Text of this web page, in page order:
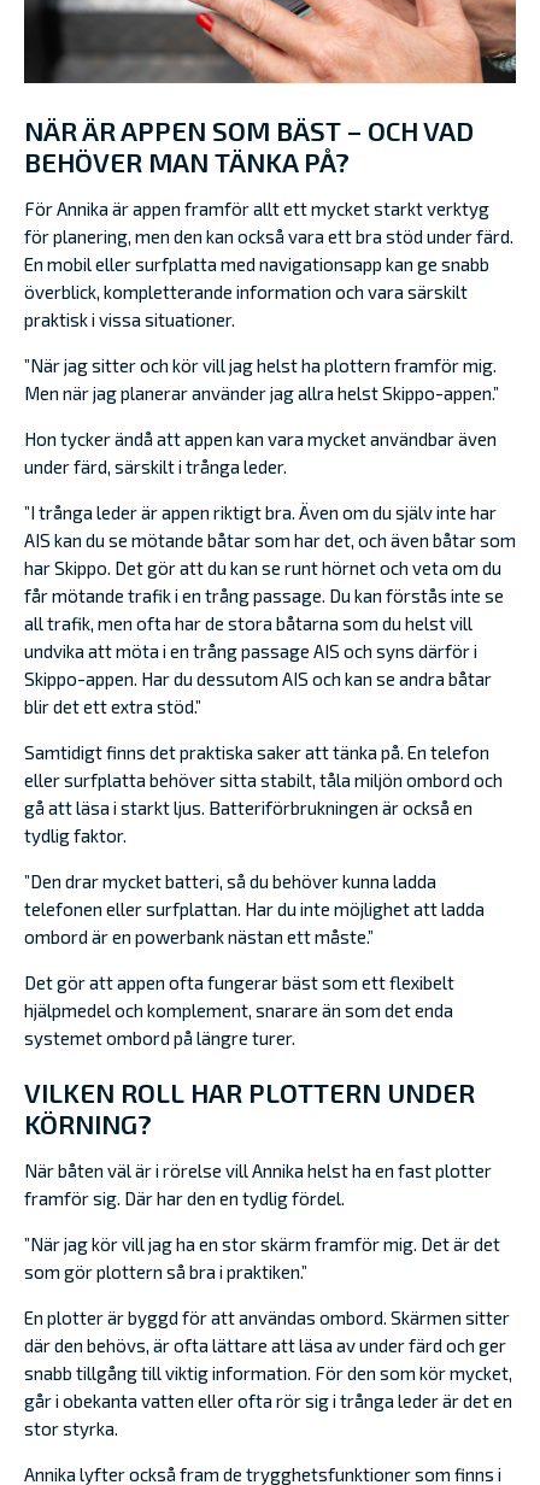
NÄR ÄR APPEN SOM BÄST – OCH VAD
BEHÖVER MAN TÄNKA PÅ?
För Annika är appen framför allt ett mycket starkt verktyg
för planering, men den kan också vara ett bra stöd under färd.
En mobil eller surfplatta med navigationsapp kan ge snabb
överblick, kompletterande information och vara särskilt
praktisk i vissa situationer.
”När jag sitter och kör vill jag helst ha plottern framför mig.
Men när jag planerar använder jag allra helst Skippo-appen.”
Hon tycker ändå att appen kan vara mycket användbar även
under färd, särskilt i trånga leder.
”I trånga leder är appen riktigt bra. Även om du själv inte har
AIS kan du se mötande båtar som har det, och även båtar som
har Skippo. Det gör att du kan se runt hörnet och veta om du
får mötande trafik i en trång passage. Du kan förstås inte se
all trafik, men ofta har de stora båtarna som du helst vill
undvika att möta i en trång passage AIS och syns därför i
Skippo-appen. Har du dessutom AIS och kan se andra båtar
blir det ett extra stöd.”
Samtidigt finns det praktiska saker att tänka på. En telefon
eller surfplatta behöver sitta stabilt, tåla miljön ombord och
gå att läsa i starkt ljus. Batteriförbrukningen är också en
tydlig faktor.
”Den drar mycket batteri, så du behöver kunna ladda
telefonen eller surfplattan. Har du inte möjlighet att ladda
ombord är en powerbank nästan ett måste.”
Det gör att appen ofta fungerar bäst som ett flexibelt
hjälpmedel och komplement, snarare än som det enda
systemet ombord på längre turer.
VILKEN ROLL HAR PLOTTERN UNDER
KÖRNING?
När båten väl är i rörelse vill Annika helst ha en fast plotter
framför sig. Där har den en tydlig fördel.
”När jag kör vill jag ha en stor skärm framför mig. Det är det
som gör plottern så bra i praktiken.”
En plotter är byggd för att användas ombord. Skärmen sitter
där den behövs, är ofta lättare att läsa av under färd och ger
snabb tillgång till viktig information. För den som kör mycket,
går i obekanta vatten eller ofta rör sig i trånga leder är det en
stor styrka.
Annika lyfter också fram de trygghetsfunktioner som finns i